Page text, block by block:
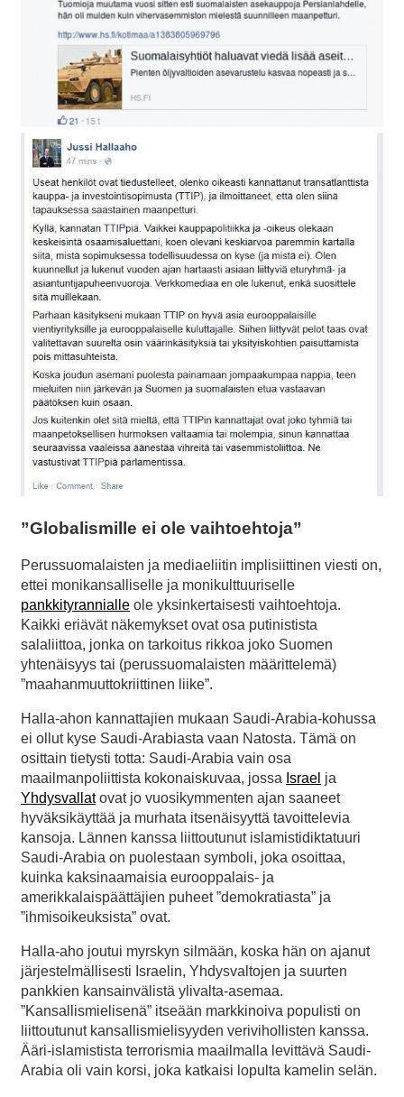
”Globalismille ei ole vaihtoehtoja”
Perussuomalaisten ja mediaeliitin implisiittinen viesti on,
ettei monikansalliselle ja monikulttuuriselle
pankkityrannialle ole yksinkertaisesti vaihtoehtoja.
Kaikki eriävät näkemykset ovat osa putinistista
salaliittoa, jonka on tarkoitus rikkoa joko Suomen
yhtenäisyys tai (perussuomalaisten määrittelemä)
”maahanmuuttokriittinen liike”.
Halla-ahon kannattajien mukaan Saudi-Arabia-kohussa
ei ollut kyse Saudi-Arabiasta vaan Natosta. Tämä on
osittain tietysti totta: Saudi-Arabia vain osa
maailmanpoliittista kokonaiskuvaa, jossa Israel ja
Yhdysvallatovat jo vuosikymmenten ajan saaneet
hyväksikäyttää ja murhata itsenäisyyttä tavoittelevia
kansoja. Lännen kanssa liittoutunut islamistidiktatuuri
Saudi-Arabia on puolestaan symboli, joka osoittaa,
kuinka kaksinaamaisia eurooppalais- ja
amerikkalaispäättäjien puheet ”demokratiasta” ja
”ihmisoikeuksista” ovat.
Halla-aho joutui myrskyn silmään, koska hän on ajanut
järjestelmällisesti Israelin, Yhdysvaltojen ja suurten
pankkien kansainvälistä ylivalta-asemaa.
”Kansallismielisenä” itseään markkinoiva populisti on
liittoutunut kansallismielisyyden verivihollisten kanssa.
Ääri-islamistista terrorismia maailmalla levittävä Saudi-
Arabia oli vain korsi, joka katkaisi lopulta kamelin selän.